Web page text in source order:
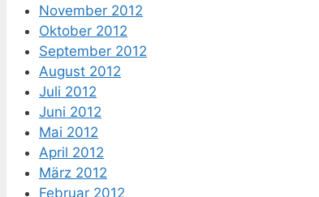
November 2012
Oktober 2012
September 2012
August 2012
Juli 2012
Juni 2012
Mai 2012
April 2012
März 2012
Februar 2012